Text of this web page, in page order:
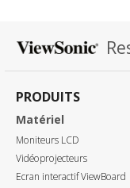
PRODUITS
Matériel
Moniteurs LCD
Vidéoprojecteurs
Ecran interactif ViewBoard